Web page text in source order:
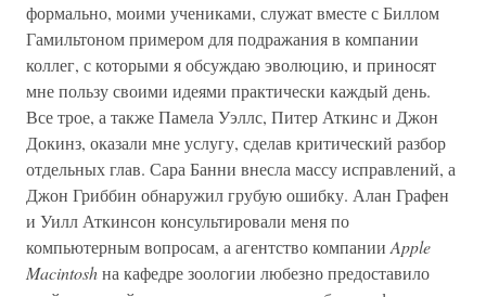
формально, моими учениками, служат вместе с Биллом
Гамильтоном примером для подражания в компании
коллег, с которыми я обсуждаю эволюцию, и приносят
мне пользу своими идеями практически каждый день.
Все трое, а также Памела Уэллс, Питер Аткинс и Джон
Докинз, оказали мне услугу, сделав критический разбор
отдельных глав. Сара Банни внесла массу исправлений, а
Джон Гриббин обнаружил грубую ошибку. Алан Графен
и Уилл Аткинсон консультировали меня по
компьютерным вопросам, а агентство компанииApple
Macintoshна кафедре зоологии любезно предоставило